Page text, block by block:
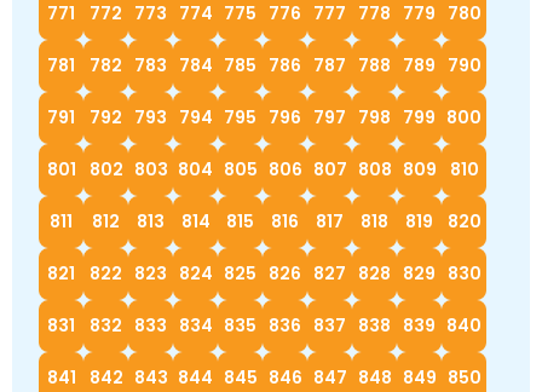
771 772 773 774 775 776 777 778 779 780
781 782 783 784 785 786 787 788 789 790
791 792 793 794 795 796 797 798 799 800
801 802 803 804 805 806 807 808 809 810
811 812 813 814 815 816 817 818 819 820
821 822 823 824 825 826 827 828 829 830
831 832 833 834 835 836 837 838 839 840
841 842 843 844 845 846 847 848 849 850